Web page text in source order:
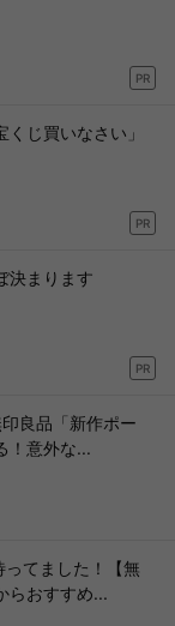
PR
くじ買いなさい」
PR
決まります
PR
良品「新作ポー
！意外な...
てました！【無
らおすすめ...